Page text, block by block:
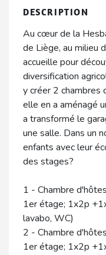
DESCRIPTION
Au cœur de la
de Liège, au milieu
accueille pour
diversification
y créer 2 chambres
elle en a aménagé
a transformé le
une salle. Dans un
enfants avec leur
des stages?
1 - Chambre
1er étage; 1x2p
lavabo, WC)
2 - Chambre
1er étage; 1x2p